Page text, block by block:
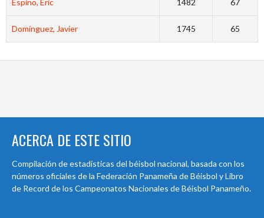
Espino, Eric 1482 67
Domínguez, Javier 1745 65
ACERCA DE ESTE SITIO
Compilación de estadísticas del béisbol nacional, basada con los
números oficiales de la Federación Panameña de Béisbol y Libro
de Record de los Campeonatos Nacionales de Béisbol Panameño.